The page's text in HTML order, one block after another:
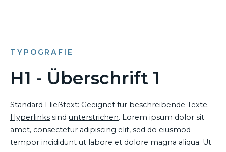
TYPOGRAFIE
H1 - Überschrift 1
Standard Fließtext: Geeignet für beschreibende Texte.
Hyperlinks sind unterstrichen. Lorem ipsum dolor sit
amet, consectetur adipiscing elit, sed do eiusmod
tempor incididunt ut labore et dolore magna aliqua. Ut